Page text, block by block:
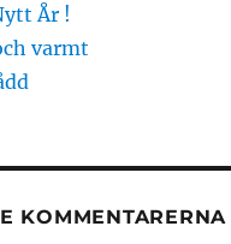
År !
varmt
KOMMENTARERNA